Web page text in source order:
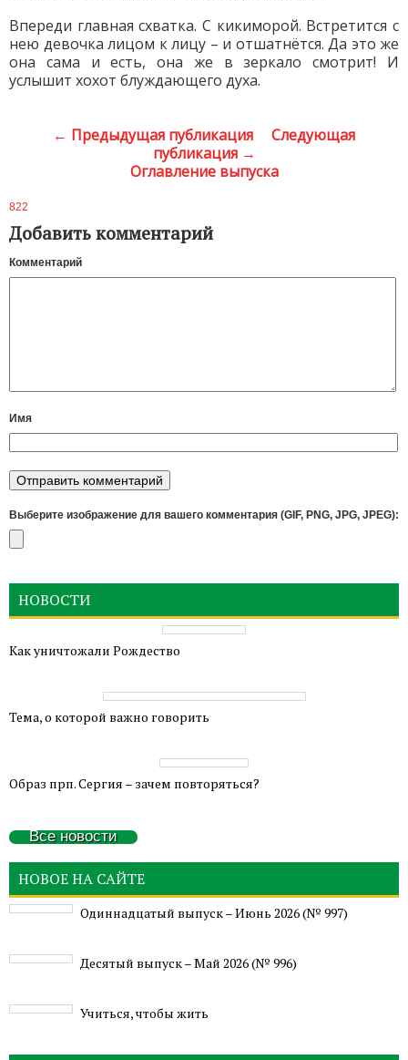
Впереди главная схватка. С кикиморой. Встретится с
нею девочка лицом к лицу – и отшатнётся. Да это же
она сама и есть, она же в зеркало смотрит! И
услышит хохот блуждающего духа.
← Предыдущая публикация
Следующая
публикация →
Оглавление выпуска
822
Добавить комментарий
Комментарий
Имя
Выберите изображение для вашего комментария (GIF, PNG, JPG, JPEG):
НОВОСТИ
Как уничтожали Рождество
Тема, о которой важно говорить
Образ прп. Сергия – зачем повторяться?
Все новости
НОВОЕ НА САЙТЕ
Одиннадцатый выпуск – Июнь 2026 (№ 997)
Деcятый выпуск – Май 2026 (№ 996)
Учиться, чтобы жить